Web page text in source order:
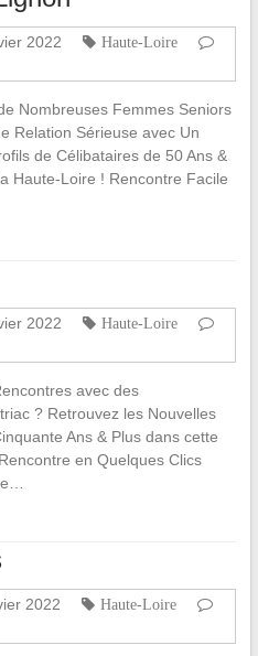
2022
Haute-Loire
Nombreuses Femmes Seniors
Relation Sérieuse avec Un
de Célibataires de 50 Ans &
Haute-Loire ! Rencontre Facile
2022
Haute-Loire
avec des
? Retrouvez les Nouvelles
Ans & Plus dans cette
en Quelques Clics
2022
Haute-Loire